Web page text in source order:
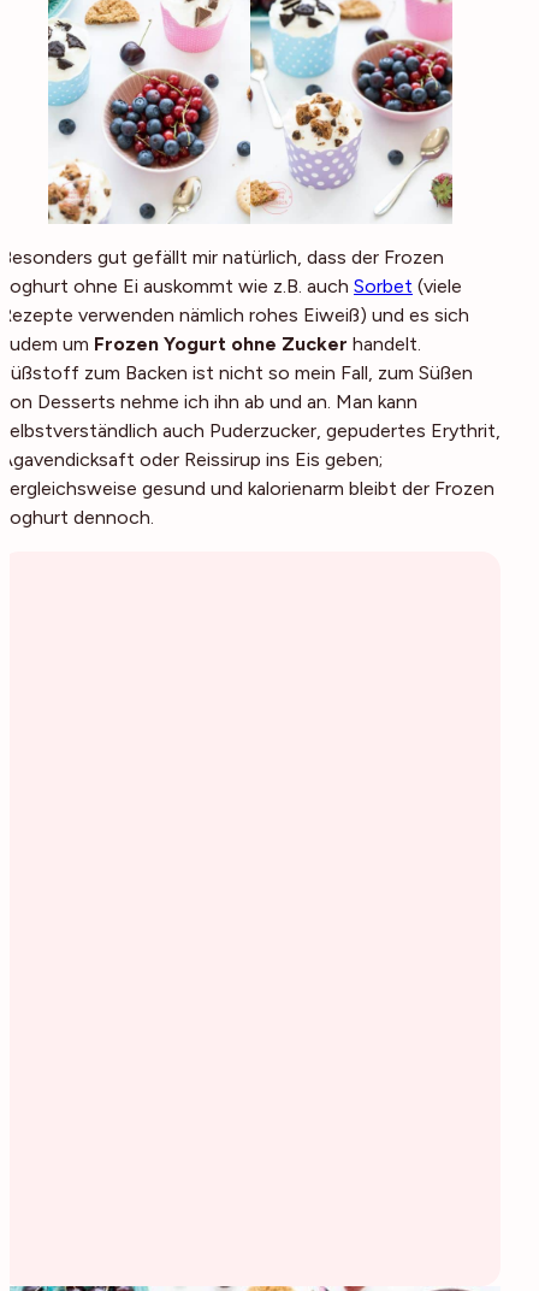
Besonders gut gefällt mir natürlich, dass der Frozen
Joghurt ohne Ei auskommt wie z.B. auch Sorbet (viele
Rezepte verwenden nämlich rohes Eiweiß) und es sich
zudem um Frozen Yogurt ohne Zucker handelt.
Süßstoff zum Backen ist nicht so mein Fall, zum Süßen
von Desserts nehme ich ihn ab und an. Man kann
selbstverständlich auch Puderzucker, gepudertes Erythrit,
Agavendicksaft oder Reissirup ins Eis geben;
vergleichsweise gesund und kalorienarm bleibt der Frozen
Joghurt dennoch.